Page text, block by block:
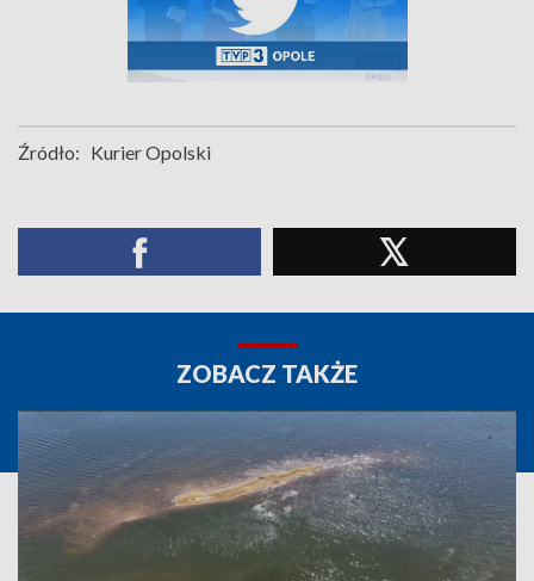
Źródło: Kurier Opolski
ZOBACZ TAKŻE